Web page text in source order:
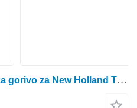
IVECO 8460 SRI 10 crevo za gorivo za New Holland TX68 kombajna za žito